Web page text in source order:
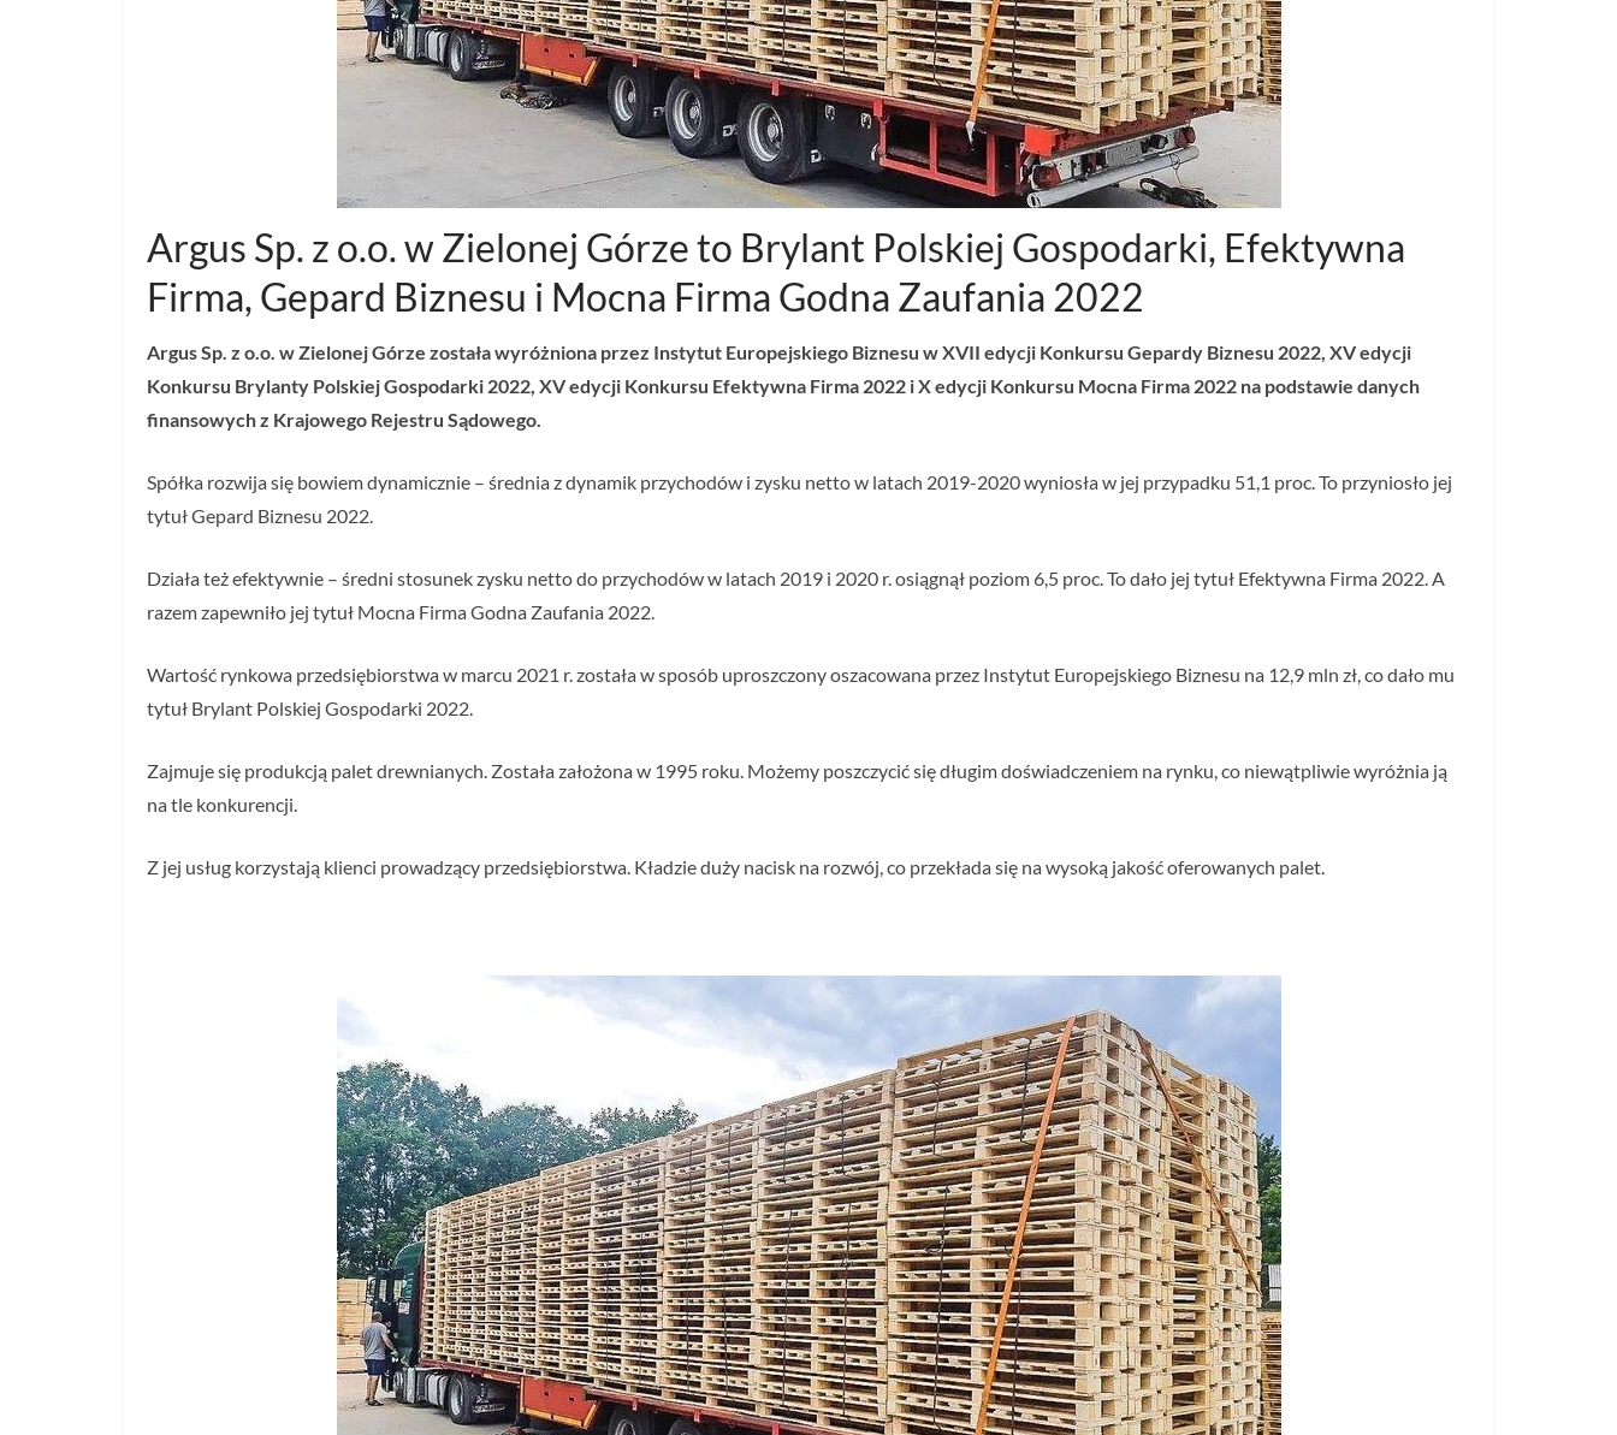
Argus Sp. z o.o. w Zielonej Górze to Brylant Polskiej Gospodarki, Efektywna
Firma, Gepard Biznesu i Mocna Firma Godna Zaufania 2022
Argus Sp. z o.o. w Zielonej Górze została wyróżniona przez Instytut Europejskiego Biznesu w XVII edycji Konkursu Gepardy Biznesu 2022, XV edycji
Konkursu Brylanty Polskiej Gospodarki 2022, XV edycji Konkursu Efektywna Firma 2022 i X edycji Konkursu Mocna Firma 2022 na podstawie danych
finansowych z Krajowego Rejestru Sądowego.
Spółka rozwija się bowiem dynamicznie – średnia z dynamik przychodów i zysku netto w latach 2019-2020 wyniosła w jej przypadku 51,1 proc. To przyniosło jej
tytuł Gepard Biznesu 2022.
Działa też efektywnie – średni stosunek zysku netto do przychodów w latach 2019 i 2020 r. osiągnął poziom 6,5 proc. To dało jej tytuł Efektywna Firma 2022. A
razem zapewniło jej tytuł Mocna Firma Godna Zaufania 2022.
Wartość rynkowa przedsiębiorstwa w marcu 2021 r. została w sposób uproszczony oszacowana przez Instytut Europejskiego Biznesu na 12,9 mln zł, co dało mu
tytuł Brylant Polskiej Gospodarki 2022.
Zajmuje się produkcją palet drewnianych. Została założona w 1995 roku. Możemy poszczycić się długim doświadczeniem na rynku, co niewątpliwie wyróżnia ją
na tle konkurencji.
Z jej usług korzystają klienci prowadzący przedsiębiorstwa. Kładzie duży nacisk na rozwój, co przekłada się na wysoką jakość oferowanych palet.